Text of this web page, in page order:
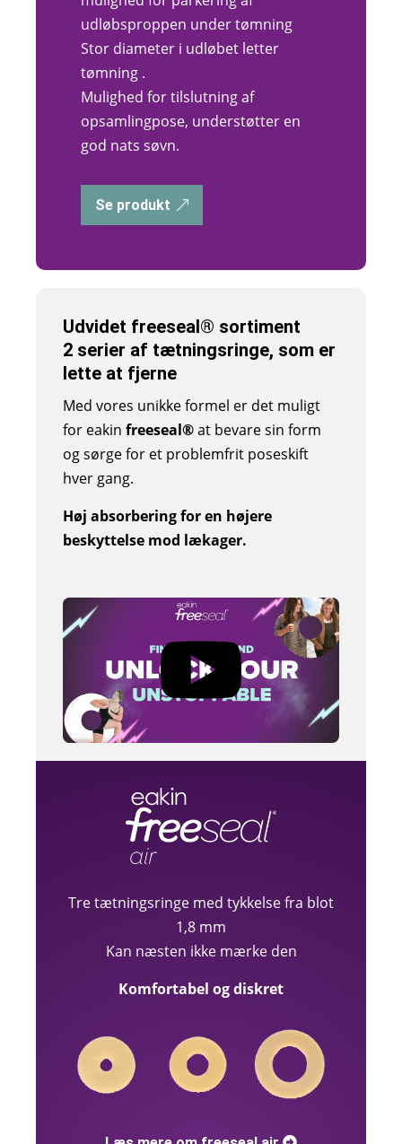
udløbsproppen under tømning
Stor diameter i udløbet letter
tømning .
Mulighed for tilslutning af
opsamlingpose, understøtter en
god nats søvn.
Se produkt
Udvidet freeseal® sortiment
2 serier af tætningsringe, som er
lette at fjerne
Med vores unikke formel er det muligt
for eakinfreeseal®at bevare sin form
og sørge for et problemfrit poseskift
hver gang.
Høj absorbering for en højere
beskyttelse mod lækager.
Tre tætningsringe med tykkelse fra blot
1,8 mm
Kan næsten ikke mærke den
Komfortabel og diskret